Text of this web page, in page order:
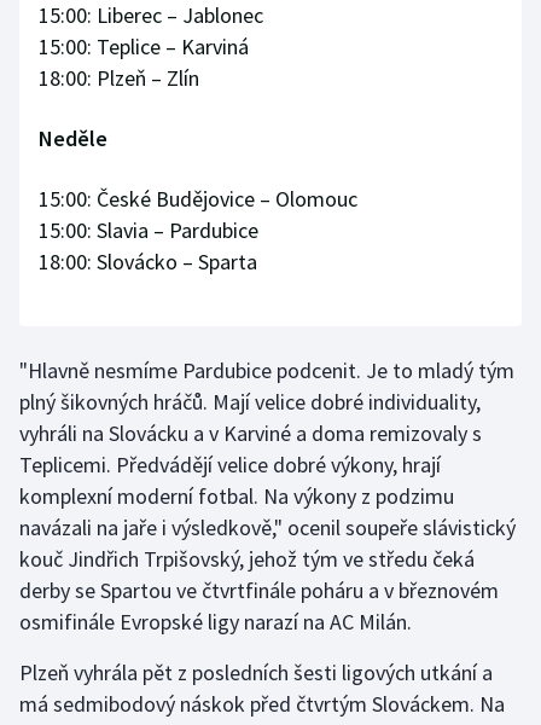
Rychlostní kanoistika
Short track
Sportovní střelba
Stolní tenis
Triatlon
Vodní slalom
Volejbal
Ostatní
15:00: Liberec – Jablonec
15:00: Teplice – Karviná
18:00: Plzeň – Zlín
Neděle
15:00: České Budějovice – Olomouc
15:00: Slavia – Pardubice
18:00: Slovácko – Sparta
"Hlavně nesmíme Pardubice podcenit. Je to mladý tým
plný šikovných hráčů. Mají velice dobré individuality,
vyhráli na Slovácku a v Karviné a doma remizovaly s
Teplicemi. Předvádějí velice dobré výkony, hrají
komplexní moderní fotbal. Na výkony z podzimu
navázali na jaře i výsledkově," ocenil soupeře slávistický
kouč Jindřich Trpišovský, jehož tým ve středu čeká
derby se Spartou ve čtvrtfinále poháru a v březnovém
osmifinále Evropské ligy narazí na AC Milán.
Plzeň vyhrála pět z posledních šesti ligových utkání a
má sedmibodový náskok před čtvrtým Slováckem. Na